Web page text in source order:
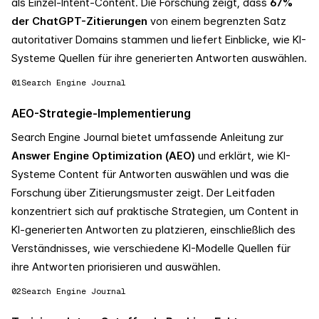
der ChatGPT-Zitierungen von einem begrenzten Satz
autoritativer Domains stammen und liefert Einblicke, wie KI-
Systeme Quellen für ihre generierten Antworten auswählen.
01Search Engine Journal
AEO-Strategie-Implementierung
Search Engine Journal bietet umfassende Anleitung zur
Answer Engine Optimization (AEO) und erklärt, wie KI-
Systeme Content für Antworten auswählen und was die
Forschung über Zitierungsmuster zeigt. Der Leitfaden
konzentriert sich auf praktische Strategien, um Content in
KI-generierten Antworten zu platzieren, einschließlich des
Verständnisses, wie verschiedene KI-Modelle Quellen für
ihre Antworten priorisieren und auswählen.
02Search Engine Journal